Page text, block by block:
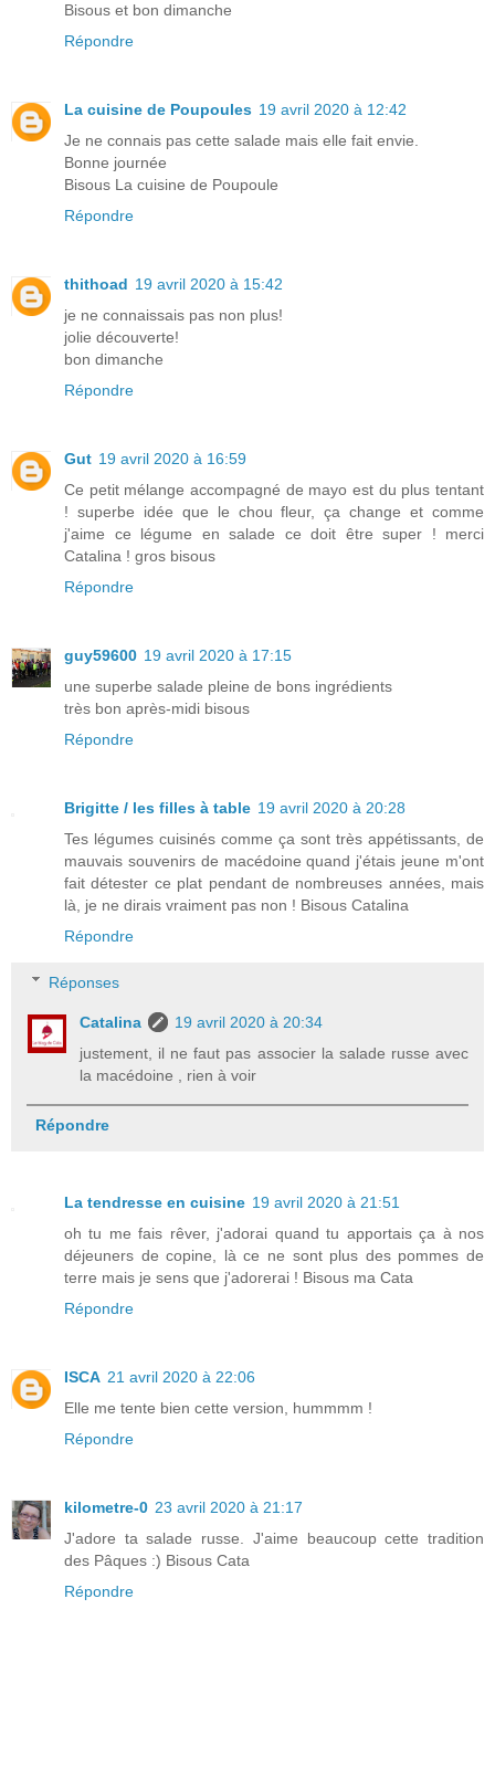
Bisous et bon dimanche
Répondre
La cuisine de Poupoules 19 avril 2020 à 12:42
Je ne connais pas cette salade mais elle fait envie.
Bonne journée
Bisous La cuisine de Poupoule
Répondre
thithoad 19 avril 2020 à 15:42
je ne connaissais pas non plus!
jolie découverte!
bon dimanche
Répondre
Gut 19 avril 2020 à 16:59
Ce petit mélange accompagné de mayo est du plus tentant
! superbe idée que le chou fleur, ça change et comme
j'aime ce légume en salade ce doit être super ! merci
Catalina ! gros bisous
Répondre
guy59600 19 avril 2020 à 17:15
une superbe salade pleine de bons ingrédients
très bon après-midi bisous
Répondre
Brigitte / les filles à table 19 avril 2020 à 20:28
Tes légumes cuisinés comme ça sont très appétissants, de
mauvais souvenirs de macédoine quand j'étais jeune m'ont
fait détester ce plat pendant de nombreuses années, mais
là, je ne dirais vraiment pas non ! Bisous Catalina
Répondre
Réponses
Catalina
19 avril 2020 à 20:34
justement, il ne faut pas associer la salade russe avec
la macédoine , rien à voir
Répondre
La tendresse en cuisine 19 avril 2020 à 21:51
oh tu me fais rêver, j'adorai quand tu apportais ça à nos
déjeuners de copine, là ce ne sont plus des pommes de
terre mais je sens que j'adorerai ! Bisous ma Cata
Répondre
ISCA 21 avril 2020 à 22:06
Elle me tente bien cette version, hummmm !
Répondre
kilometre-0 23 avril 2020 à 21:17
J'adore ta salade russe. J'aime beaucoup cette tradition
des Pâques :) Bisous Cata
Répondre